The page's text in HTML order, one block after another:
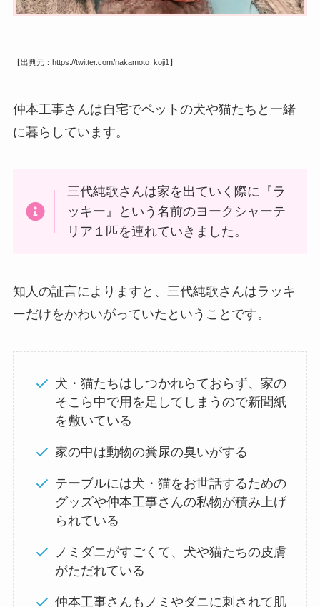
【出典元：https://twitter.com/nakamoto_koji1】
仲本工事さんは自宅でペットの犬や猫たちと一緒
に暮らしています。
三代純歌さんは家を出ていく際に『ラ
ッキー』という名前のヨークシャーテ
リア１匹を連れていきました。
知人の証言によりますと、 三代純歌さんはラッキ
ーだけをかわいがっていたということです。
犬・猫たちはしつかれらておらず、家の
そこら中で用を足してしまうので新聞紙
を敷いている
家の中は動物の糞尿の臭いがする
テーブルには犬・猫をお世話するための
グッズや仲本工事さんの私物が積み上げ
られている
ノミダニがすごくて、犬や猫たちの皮膚
がただれている
仲本工事さんもノミやダニに刺されて肌